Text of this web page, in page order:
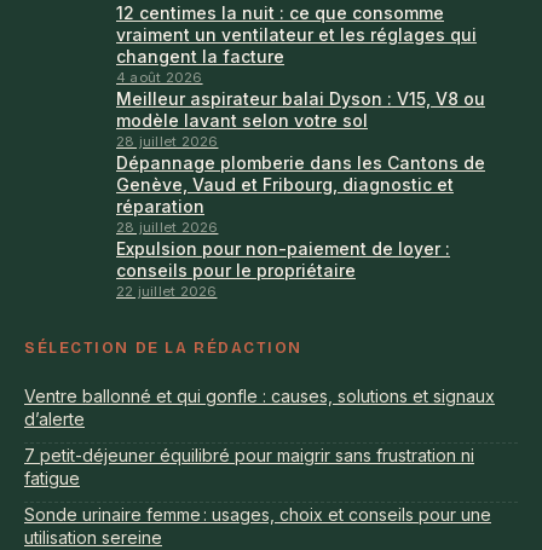
12 centimes la nuit : ce que consomme
vraiment un ventilateur et les réglages qui
changent la facture
4 août 2026
Meilleur aspirateur balai Dyson : V15, V8 ou
modèle lavant selon votre sol
28 juillet 2026
Dépannage plomberie dans les Cantons de
Genève, Vaud et Fribourg, diagnostic et
réparation
28 juillet 2026
Expulsion pour non-paiement de loyer :
conseils pour le propriétaire
22 juillet 2026
SÉLECTION DE LA RÉDACTION
Ventre ballonné et qui gonfle : causes, solutions et signaux
d’alerte
7 petit-déjeuner équilibré pour maigrir sans frustration ni
fatigue
Sonde urinaire femme : usages, choix et conseils pour une
utilisation sereine